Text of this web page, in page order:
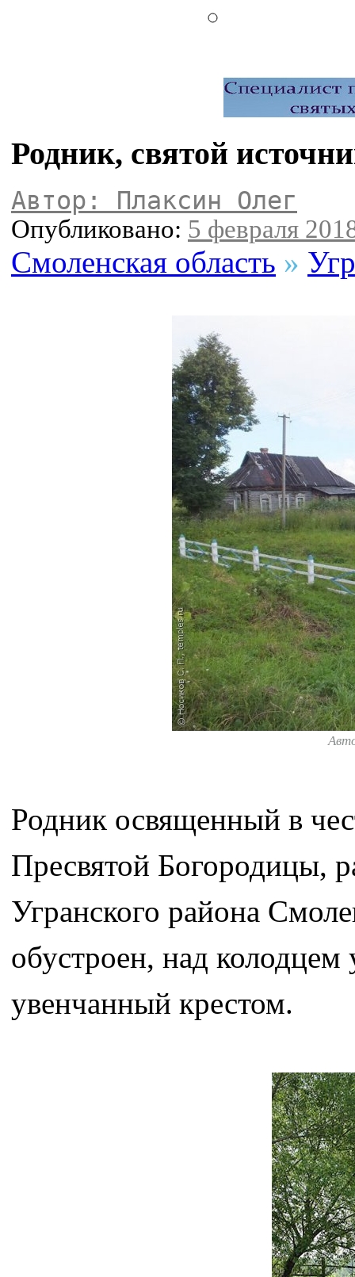
Родник, святой
Автор: Плаксин Олег
Опубликовано: 5 февраля
Смоленская область »
Родник освященный в
Пресвятой Богородицы,
Угранского района
обустроен, над
увенчанный крестом.